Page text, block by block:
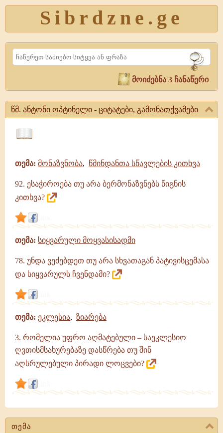
Sibrdzne.ge
Search
მოიძებნა 3 ჩანაწერი
თემა
წმ. ანტონი ოპტინელი - ციტატები, გამონათქვამები
ანტონი
ციტატები,
გამონათქვამები
ანტონი
გამონათქვამები
გამონათქვამები
თემა: მონაზვნობა, წმინდანთა სწავლების კითხვა
92. ესაჭიროება თუ არა ბერმონაზვნებს წიგნის
კითხვა?
თემა: სიყვარული მოყვასისადმი
78. უნდა ვეძებდეთ თუ არა სხვათაგან პატივისცემასა
და სიყვარულს ჩვენდამი?
თემა: ეკლესია, ზიარება
3. რომელია უფრო აღმატებული – საეკლესიო
ღვთისმსახურებაზე დასწრება თუ შინ
აღსრულებული პირადი ლოცვები?